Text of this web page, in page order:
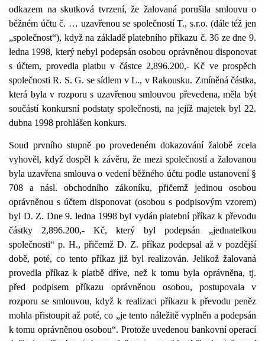
odkazem na skutková tvrzení, že žalovaná porušila smlouvu o
běžném účtu č. … uzavřenou se společností T., s.r.o. (dále též jen
„společnost“), když na základě platebního příkazu č. 36 ze dne 9.
ledna 1998, který nebyl podepsán osobou oprávněnou disponovat
s účtem, provedla platbu v částce 2,896.200,- Kč ve prospěch
společnosti R. S. G. se sídlem v L., v Rakousku. Zmíněná částka,
která byla v rozporu s uzavřenou smlouvou převedena, měla být
součástí konkursní podstaty společnosti, na jejíž majetek byl 22.
dubna 1998 prohlášen konkurs.
Soud prvního stupně po provedeném dokazování žalobě zcela
vyhověl, když dospěl k závěru, že mezi společností a žalovanou
byla uzavřena smlouva o vedení běžného účtu podle ustanovení §
708 a násl. obchodního zákoníku, přičemž jedinou osobou
oprávněnou s účtem disponovat (osobou s podpisovým vzorem)
byl D. Z. Dne 9. ledna 1998 byl vydán platební příkaz k převodu
částky 2,896.200,- Kč, který byl podepsán „jednatelkou
společnosti“ p. H., přičemž D. Z. příkaz podepsal až v pozdější
době, poté, co tento příkaz již byl realizován. Jelikož žalovaná
provedla příkaz k platbě dříve, než k tomu byla oprávněna, tj.
před podpisem příkazu oprávněnou osobou, postupovala v
rozporu se smlouvou, když k realizaci příkazu k převodu peněz
mohla přistoupit až poté, co „je tento náležitě vyplněn a podepsán
k tomu oprávněnou osobou“. Protože uvedenou bankovní operací